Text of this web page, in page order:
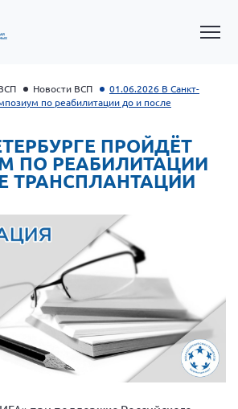
Кичигина Н. Ф.
Матвиевская О.В.
Зрячева Н.В.
Шишлянников Ф.В.
Новости ВСП
01.06.2026 В Санкт-
по реабилитации до и после
ПРОЙДЁТ
ПО РЕАБИЛИТАЦИИ
ТРАНСПЛАНТАЦИИ